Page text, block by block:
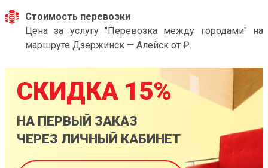
Стоимость перевозки
Цена за услугу "Перевозка между городами" на
маршруте Дзержинск — Алейск от ₽.
СКИДКА 15%
НА ПЕРВЫЙ ЗАКАЗ
ЧЕРЕЗ ЛИЧНЫЙ КАБИНЕТ